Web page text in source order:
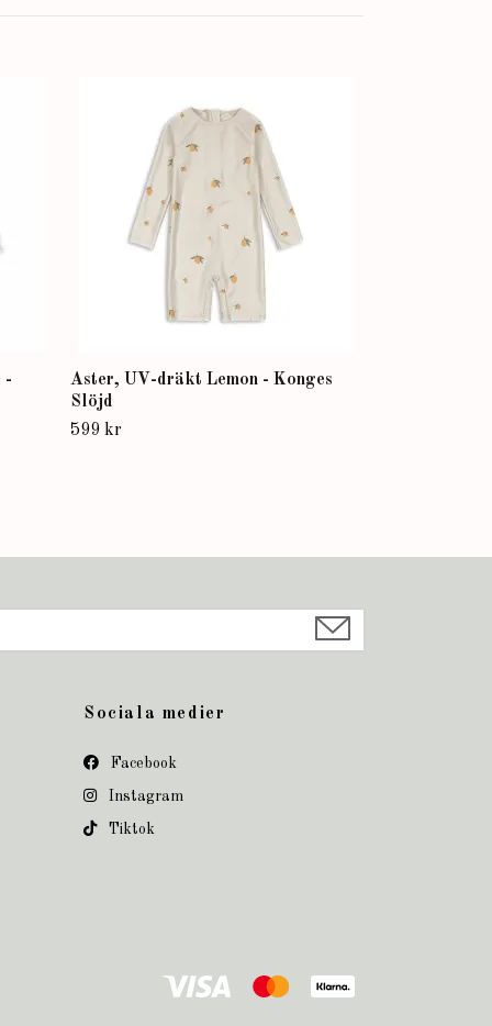
-
Aster, UV-dräkt Lemon - Konges
Slöjd
599 kr
Sociala medier
Facebook
Instagram
Tiktok